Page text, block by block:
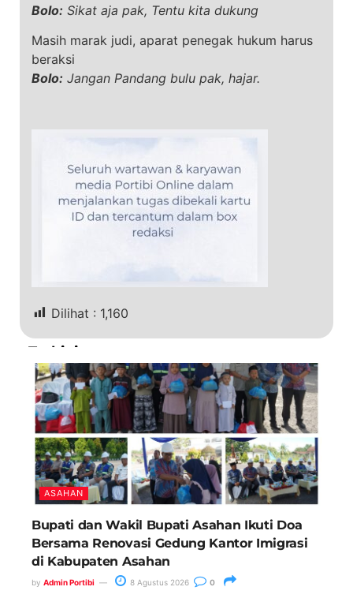
Bolo: Sikat aja pak, Tentu kita dukung
Masih marak judi, aparat penegak hukum harus
beraksi
Bolo: Jangan Pandang bulu pak, hajar.
Dilihat : 1,160
Terkini
ASAHAN
Bupati dan Wakil Bupati Asahan Ikuti Doa
Bersama Renovasi Gedung Kantor Imigrasi
di Kabupaten Asahan
by Admin Portibi 8 Agustus 2026 0